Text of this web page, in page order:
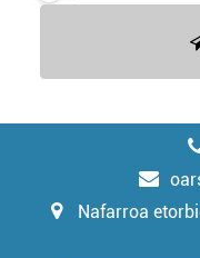
Nafarroa